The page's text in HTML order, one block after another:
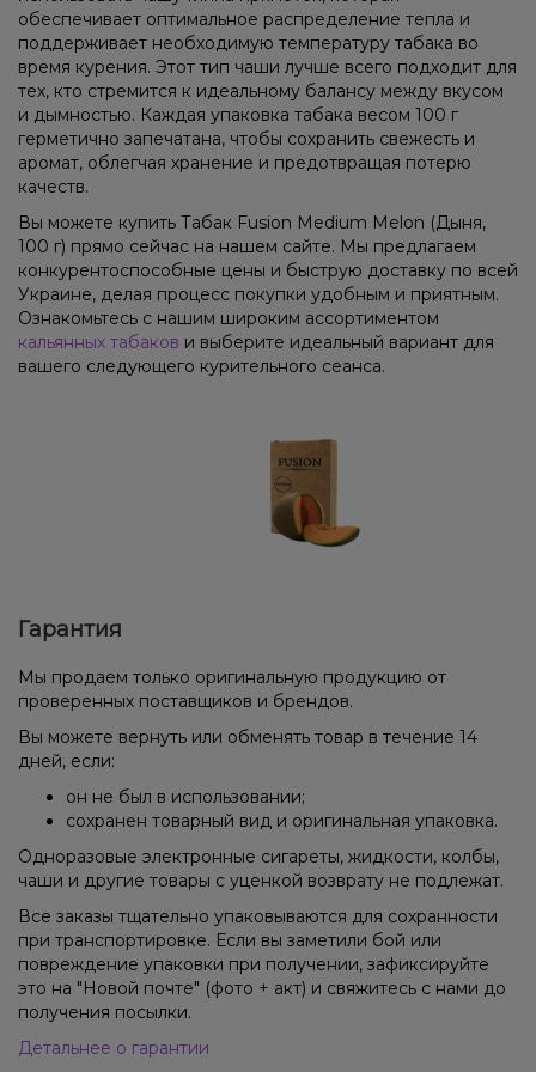
обеспечивает оптимальное распределение тепла и
поддерживает необходимую температуру табака во
время курения. Этот тип чаши лучше всего подходит для
тех, кто стремится к идеальному балансу между вкусом
и дымностью. Каждая упаковка табака весом 100 г
герметично запечатана, чтобы сохранить свежесть и
аромат, облегчая хранение и предотвращая потерю
качеств.
Вы можете купить Табак Fusion Medium Melon (Дыня,
100 г) прямо сейчас на нашем сайте. Мы предлагаем
конкурентоспособные цены и быструю доставку по всей
Украине, делая процесс покупки удобным и приятным.
Ознакомьтесь с нашим широким ассортиментом
кальянных табаков и выберите идеальный вариант для
вашего следующего курительного сеанса.
Гарантия
Мы продаем только оригинальную продукцию от
проверенных поставщиков и брендов.
Вы можете вернуть или обменять товар в течение 14
дней, если:
он не был в использовании;
сохранен товарный вид и оригинальная упаковка.
Одноразовые электронные сигареты, жидкости, колбы,
чаши и другие товары с уценкой возврату не подлежат.
Все заказы тщательно упаковываются для сохранности
при транспортировке. Если вы заметили бой или
повреждение упаковки при получении, зафиксируйте
это на "Новой почте" (фото + акт) и свяжитесь с нами до
получения посылки.
Детальнее о гарантии